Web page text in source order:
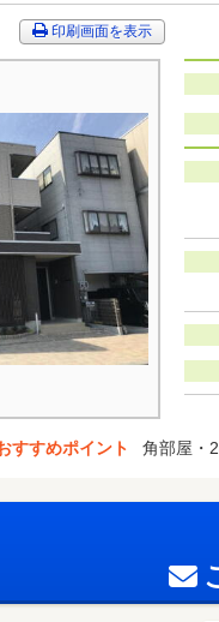
印刷画面を表示
すすめポイント 角部屋・